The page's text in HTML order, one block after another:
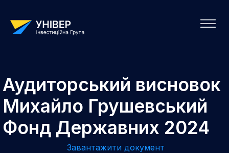
Аудиторський висновок
Михайло Грушевський
Фонд Державних 2024
Завантажити документ